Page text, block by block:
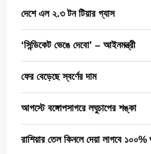
দেশে এল ২.৩ টন টিয়ার গ্যাস
‘সিন্ডিকেট ভেঙে দেবো’ – আইনমন্ত্রী
ফের বেড়েছে স্বর্ণের দাম
আগস্টে বঙ্গোপসাগরে লঘুচাপের শঙ্কা
রাশিয়ার তেল কিনলে দেয়া লাগবে